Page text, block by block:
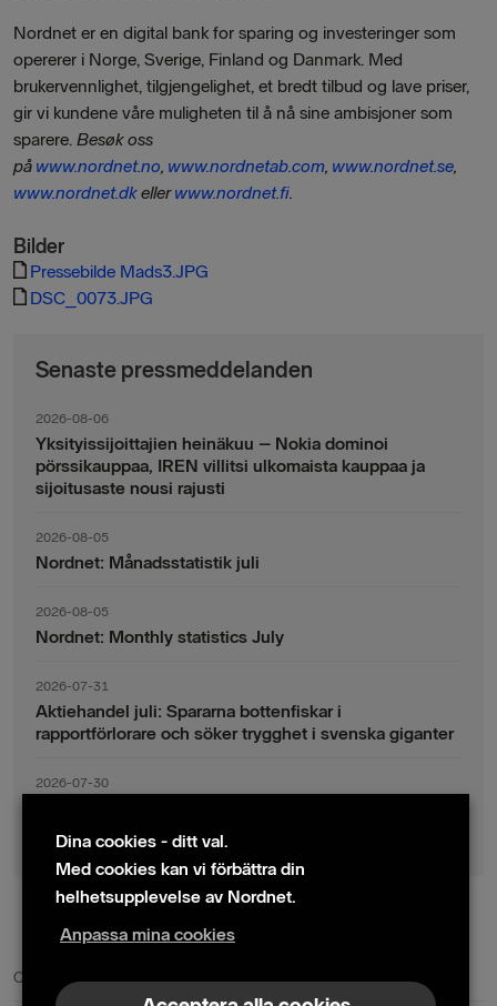
Nordnet er en digital bank for sparing og investeringer som
opererer i Norge, Sverige, Finland og Danmark. Med
brukervennlighet, tilgjengelighet, et bredt tilbud og lave priser,
gir vi kundene våre muligheten til å nå sine ambisjoner som
sparere. Besøk oss
på www.nordnet.no, www.nordnetab.com, www.nordnet.se,
www.nordnet.dkellerwww.nordnet.fi.
Bilder
Pressebilde Mads3.JPG
DSC_0073.JPG
Senaste pressmeddelanden
2026-08-06
Yksityissijoittajien heinäkuu – Nokia dominoi
pörssikauppaa, IREN villitsi ulkomaista kauppaa ja
sijoitusaste nousi rajusti
2026-08-05
Nordnet: Månadsstatistik juli
2026-08-05
Nordnet: Monthly statistics July
2026-07-31
Aktiehandel juli: Spararna bottenfiskar i
rapportförlorare och söker trygghet i svenska giganter
2026-07-30
indexsparandet ligger fast
© 2024 Nordnet AB (publ)
Cookie policy|Kontakta oss|Presskontakter
Dina cookies - ditt val.
Med cookies kan vi förbättra din
helhetsupplevelse av Nordnet.
Anpassa mina cookies